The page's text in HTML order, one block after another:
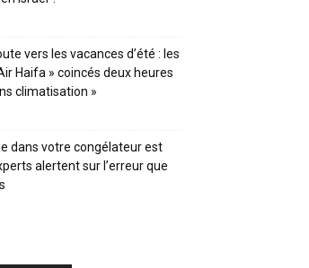
vers les vacances d’été : les
Haifa » coincés deux heures
climatisation »
dans votre congélateur est
alertent sur l’erreur que